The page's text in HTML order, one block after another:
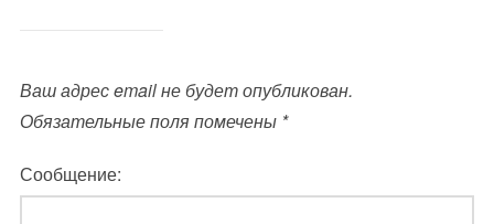
Ваш адрес email не будет опубликован.
Обязательные поля помечены *
Сообщение: